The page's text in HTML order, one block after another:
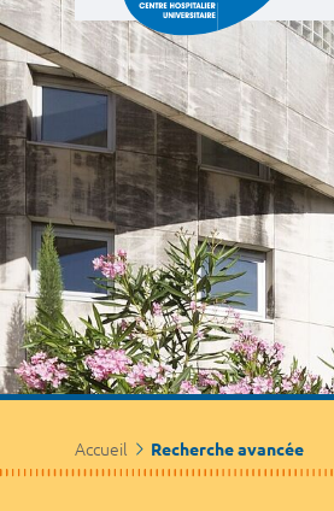
Accueil Recherche avancée